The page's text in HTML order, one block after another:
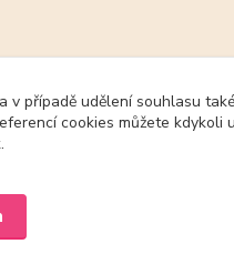
v případě udělení souhlasu
cookies můžete kdykoli